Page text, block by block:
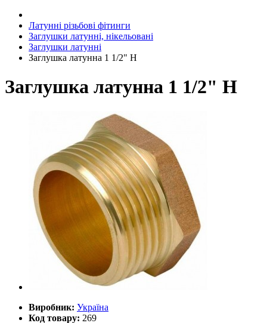
Латунні різьбові фітинги
Заглушки латунні, нікельовані
Заглушки латунні
Заглушка латунна 1 1/2" Н
Заглушка латунна 1 1/2" Н
Виробник: Україна
Код товару: 269